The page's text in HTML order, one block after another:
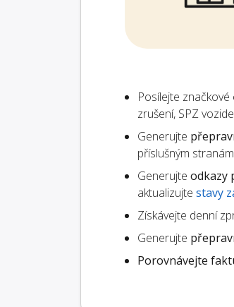
Posílejte značkové
zrušení, SPZ
Generujte
příslušným stranám
Generujte odkazy
aktualizujte stavy
Získávejte denní
Generujte
Porovnávejte